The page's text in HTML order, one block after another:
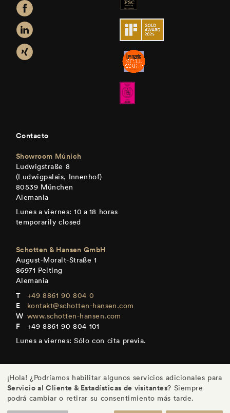
Contacto
Showroom Múnich
Ludwigstraße 8
(Ludwigpalais, Innenhof)
80539 München
Alemania
Lunes a viernes: 10 a 18 horas
temporarily closed
Schotten & Hansen GmbH
August-Moralt-Straße 1
86971 Peiting
Alemania
+49 8861 90 804 0
kontakt@schotten-hansen.com
www.schotten-hansen.com
+49 8861 90 804 101
Lunes a viernes: Sólo con cita previa.
DE / FR
¡Hola! ¿Podríamos habilitar algunos servicios adicionales para
Servicio al Cliente & Estadísticas de visitantes? Siempre
podrá cambiar o retirar su consentimiento más tarde.